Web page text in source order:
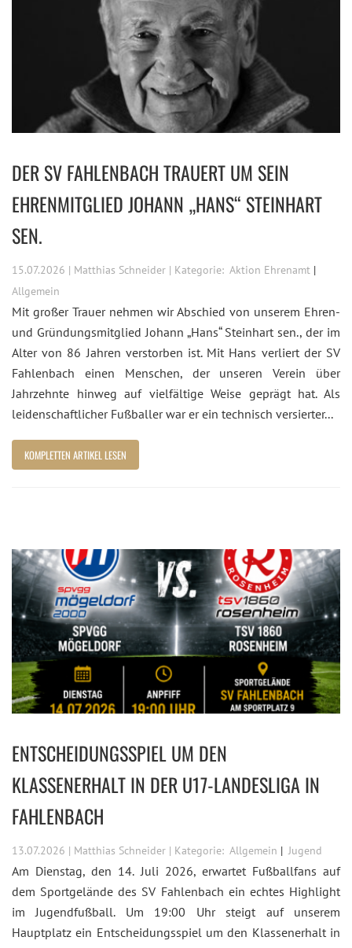
DER SV FAHLENBACH TRAUERT UM SEIN
EHRENMITGLIED JOHANN „HANS“ STEINHART
SEN.
15.07.2026 | Matthias Schneider | Kategorie: Aktion Ehrenamt
Allgemein
Mit großer Trauer nehmen wir Abschied von unserem Ehren-
und Gründungsmitglied Johann „Hans“ Steinhart sen., der im
Alter von 86 Jahren verstorben ist. Mit Hans verliert der SV
Fahlenbach einen Menschen, der unseren Verein über
Jahrzehnte hinweg auf vielfältige Weise geprägt hat. Als
leidenschaftlicher Fußballer war er ein technisch versierter...
KOMPLETTEN ARTIKEL LESEN
ENTSCHEIDUNGSSPIEL UM DEN
KLASSENERHALT IN DER U17-LANDESLIGA IN
FAHLENBACH
13.07.2026 | Matthias Schneider | Kategorie: Allgemein Jugend
Am Dienstag, den 14. Juli 2026, erwartet Fußballfans auf
dem Sportgelände des SV Fahlenbach ein echtes Highlight
im Jugendfußball. Um 19:00 Uhr steigt auf unserem
Hauptplatz ein Entscheidungsspiel um den Klassenerhalt in